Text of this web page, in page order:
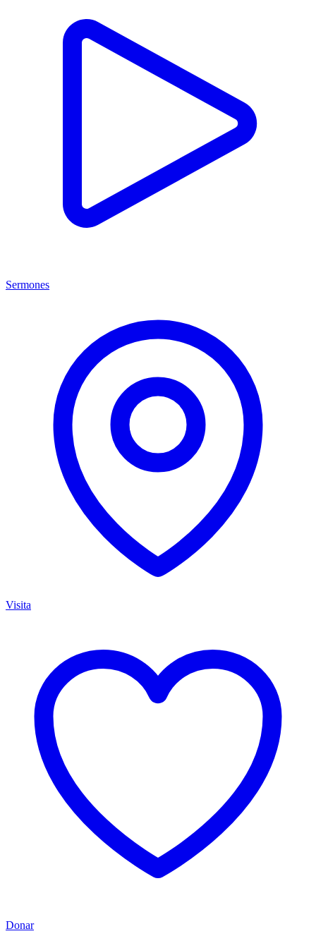
Sermones
Visita
Donar